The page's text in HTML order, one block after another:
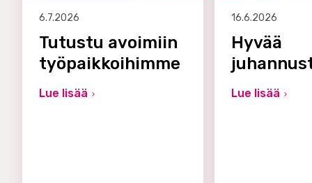
6.7.2026
Tutustu avoimiin
työpaikkoihimme
Lue lisää
16.6.2026
Hyvää
Lue lisää